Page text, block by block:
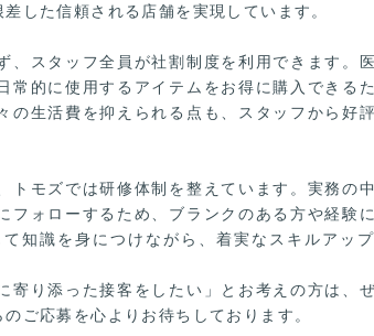
した信頼される店舗を実現しています。
、スタッフ全員が社割制度を利用できます。
常的に使用するアイテムをお得に購入できる
生活費を抑えられる点も、スタッフから好
モズでは研修体制を整えています。実務の
フォローするため、ブランクのある方や経験
知識を身につけながら、着実なスキルアッ
寄り添った接客をしたい」とお考えの方は、
ご応募を心よりお待ちしております。